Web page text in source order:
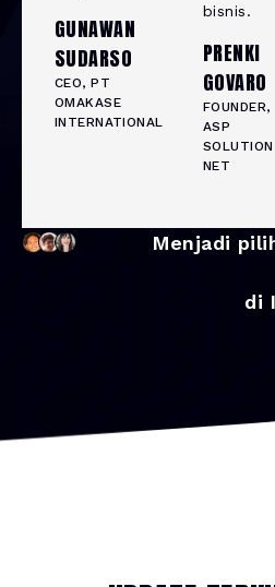
GUNAWAN
SUDARSO
CEO, PT
OMAKASE
INTERNATIONAL
bisnis.
PRENKI
GOVARO
FOUNDER,
ASP
SOLUTION
NET
Menjadi
di